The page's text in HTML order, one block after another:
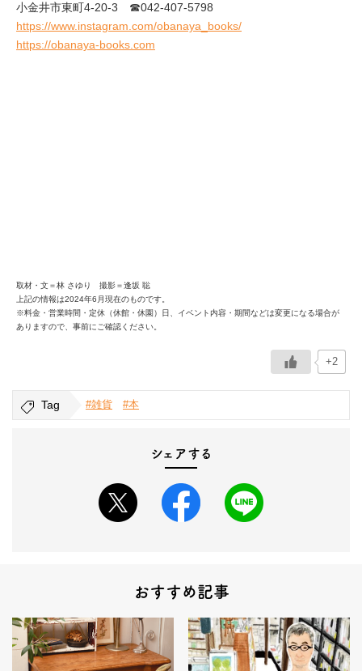
小金井市東町4-20-3 ☎042-407-5798
https://www.instagram.com/obanaya_books/
https://obanaya-books.com
取材・文＝林 さゆり 撮影＝逢坂 聡
上記の情報は2024年6月現在のものです。
※料金・営業時間・定休（休館・休園）日、イベント内容・期間などは変更になる場合が
ありますので、事前にご確認ください。
+2
Tag #雑貨 #本
シェアする
おすすめ記事